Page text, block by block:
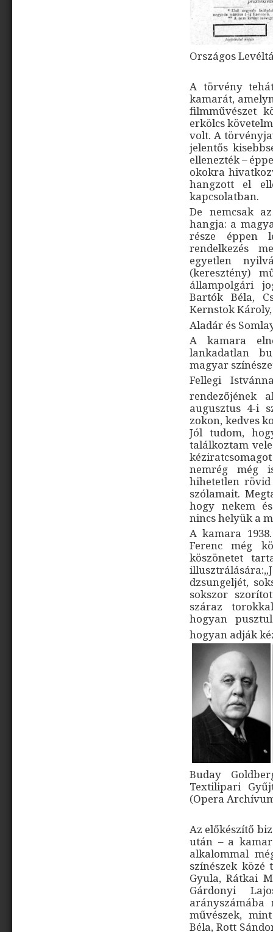
Országos
A törvény
kamarát,
filmművészet
erkölcs
volt. A
jelentős
ellenezték –
okokra
hangzott el
kapcsolatban.
De nemcsak
hangja: a
része éppen
rendelkezés
egyetlen
(keresztény)
állampolgári
Bartók Béla,
Kernstok
Aladár és
A kamara
lankadatlan
magyar
Fellegi
augusztus 4-i
zokon, kedves
Jól tudom,
találkoztam
nemrég még
hihetetlen
szólamait.
hogy nekem
nincs helyük a
A kamara
Ferenc még
köszönetet
dzsungeljét,
sokszor
száraz
hogyan
hogyan adják
Buday
Textilipari
(Opera
Az előkészítő
után – a
alkalommal
színészek közé
Gyula, Rátkai
Gárdonyi
művészek,
Béla, Rott